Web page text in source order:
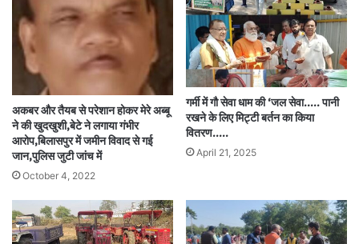
अकबर और तैयब से परेशान होकर मेरे अब्बू
ने की खुदखुशी,बेटे ने लगाया गंभीर
आरोप,बिलासपुर में जमीन विवाद से गई
जान,पुलिस जुटी जांच में
October 4, 2022
गर्मी में गौ सेवा धाम की ‘जल सेवा….. पानी
रखने के लिए मिट्टी बर्तन का किया
वितरण…..
April 21, 2025